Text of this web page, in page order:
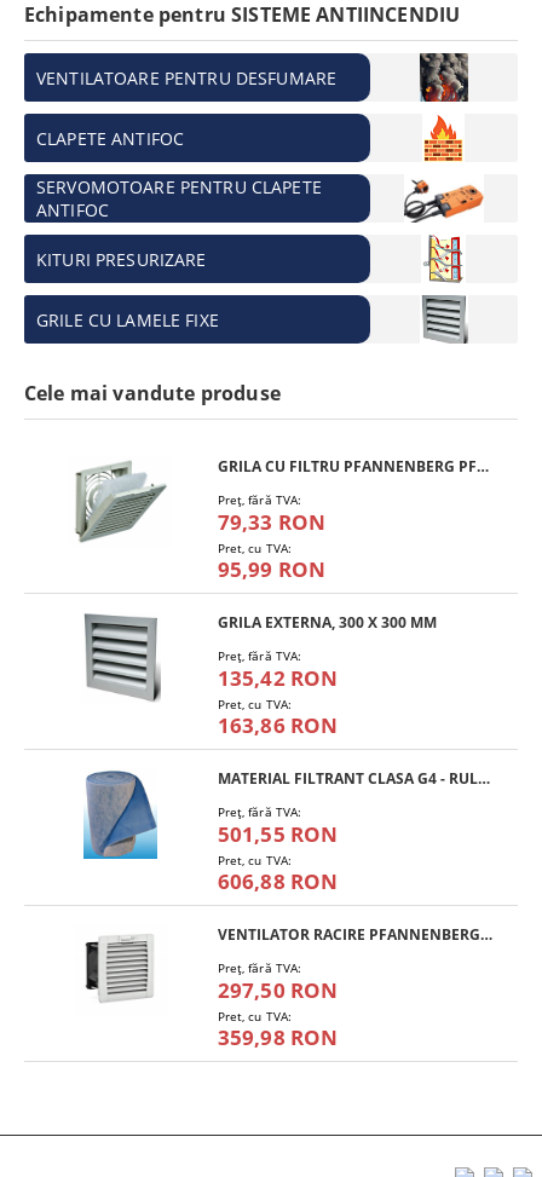
Echipamente pentru SISTEME ANTIINCENDIU
VENTILATOARE PENTRU DESFUMARE
CLAPETE ANTIFOC
SERVOMOTOARE PENTRU CLAPETE
ANTIFOC
KITURI PRESURIZARE
GRILE CU LAMELE FIXE
Cele mai vandute produse
GRILA CU FILTRU PFANNENBERG PFA 10.000
Preţ, fără TVA:
79,33 RON
Pret, cu TVA:
95,99 RON
GRILA EXTERNA, 300 X 300 MM
Preţ, fără TVA:
135,42 RON
Pret, cu TVA:
163,86 RON
MATERIAL FILTRANT CLASA G4 - RULOU
Preţ, fără TVA:
501,55 RON
Pret, cu TVA:
606,88 RON
VENTILATOR RACIRE PFANNENBERG PF 11.000
Preţ, fără TVA:
297,50 RON
Pret, cu TVA:
359,98 RON